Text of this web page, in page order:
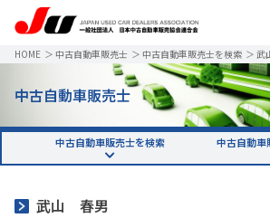
HOME ＞ 中古自動車販売士 ＞ 中古自動車販売士を検索 ＞ 武
中古自動車販売士
中古自動車販売士を検索 中古自動車
武山 春男